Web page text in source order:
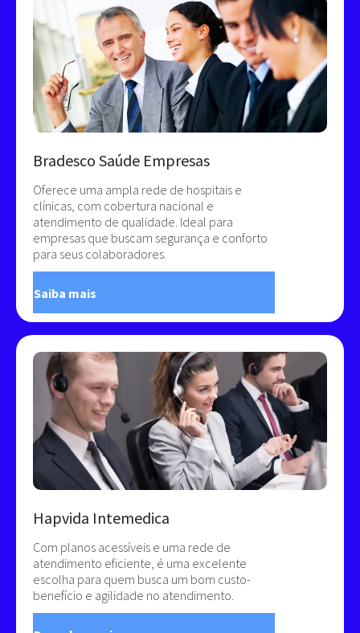
Bradesco Saúde Empresas
Oferece uma ampla rede de hospitais e
clínicas, com cobertura nacional e
atendimento de qualidade. Ideal para
empresas que buscam segurança e conforto
para seus colaboradores.
Saiba mais
Hapvida Intemedica
Com planos acessíveis e uma rede de
atendimento eficiente, é uma excelente
escolha para quem busca um bom custo-
benefício e agilidade no atendimento.